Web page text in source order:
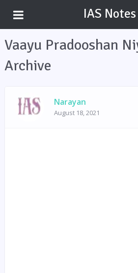
IAS Notes
Vaayu Pradooshan
Archive
Narayan
August 18, 2021